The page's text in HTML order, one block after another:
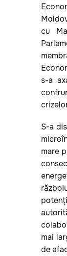
cu
s-a
S-a
mare
mai
de